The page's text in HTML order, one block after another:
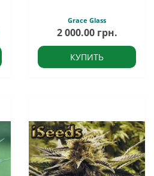
Grace Glass
2 000.00 грн.
КУПИТЬ